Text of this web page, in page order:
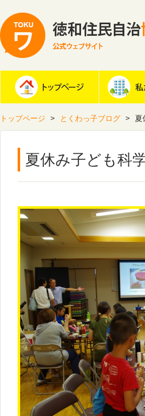
トップページ とくわっ子ブログ 夏
夏休み子ども科